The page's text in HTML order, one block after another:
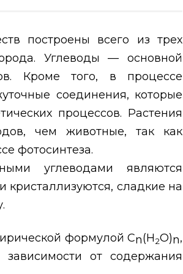
построены всего из трех
Углеводы — основной
Кроме того, в процессе
соединения, которые
процессов. Растения
чем животные, так как
фотосинтеза.
углеводами являются
сладкие на
формулой Сn(Н2О)n,
от содержания